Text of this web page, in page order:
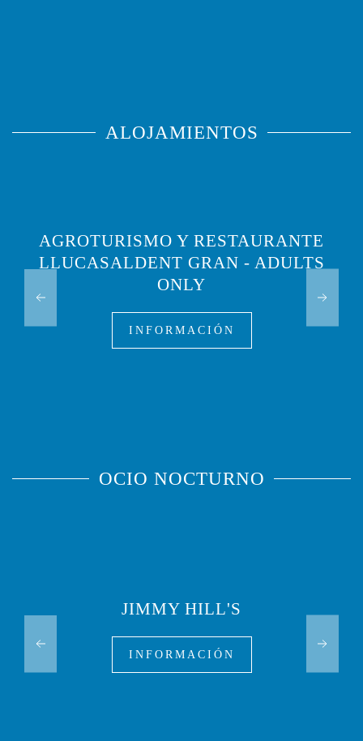
ALOJAMIENTOS
AGROTURISMO Y RESTAURANTE
LLUCASALDENT GRAN - ADULTS
ONLY
INFORMACIÓN
OCIO NOCTURNO
JIMMY HILL'S
INFORMACIÓN